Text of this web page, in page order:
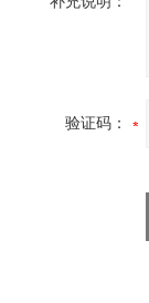
验证码：